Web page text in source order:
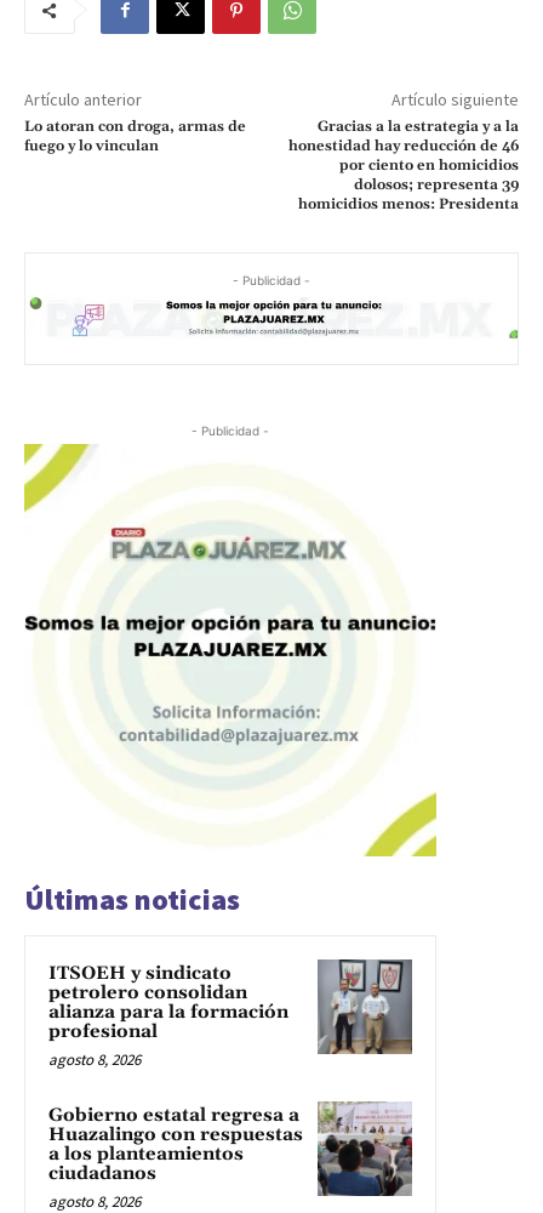
Artículo anterior
Lo atoran con droga, armas de
fuego y lo vinculan
Artículo siguiente
Gracias a la estrategia y a la
honestidad hay reducción de 46
por ciento en homicidios
dolosos; representa 39
homicidios menos: Presidenta
- Publicidad -
- Publicidad -
Últimas noticias
ITSOEH y sindicato
petrolero consolidan
alianza para la formación
profesional
agosto 8, 2026
Gobierno estatal regresa a
Huazalingo con respuestas
a los planteamientos
ciudadanos
agosto 8, 2026